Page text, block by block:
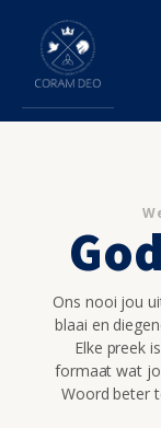
Ons nooi jou
blaai en
Elke preek
formaat wat
Woord beter